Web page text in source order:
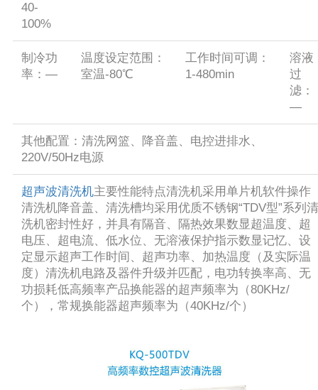
40-
100%
制冷功
率：—
温度设定范围：
室温-80℃
工作时间可调：
1-480min
溶液
过
滤：
—
其他配置：清洗网篮、降音盖、电控进排水、
220V/50Hz电源
超声波清洗机主要性能特点清洗机采用单片机软件操作
清洗机降音盖、清洗槽均采用优质不锈钢“TDV型”系列清
洗机密封性好，并具有隔音、隔热效果数显超温度、超
电压、超电流、低水位、无溶液保护指示数显记忆、设
定显示超声工作时间、超声功率、加热温度（及实际温
度）清洗机电路及器件升级并匹配，电功转换率高、无
功损耗低高频率产品换能器的超声频率为（80KHz/
个），常规换能器超声频率为（40KHz/个）